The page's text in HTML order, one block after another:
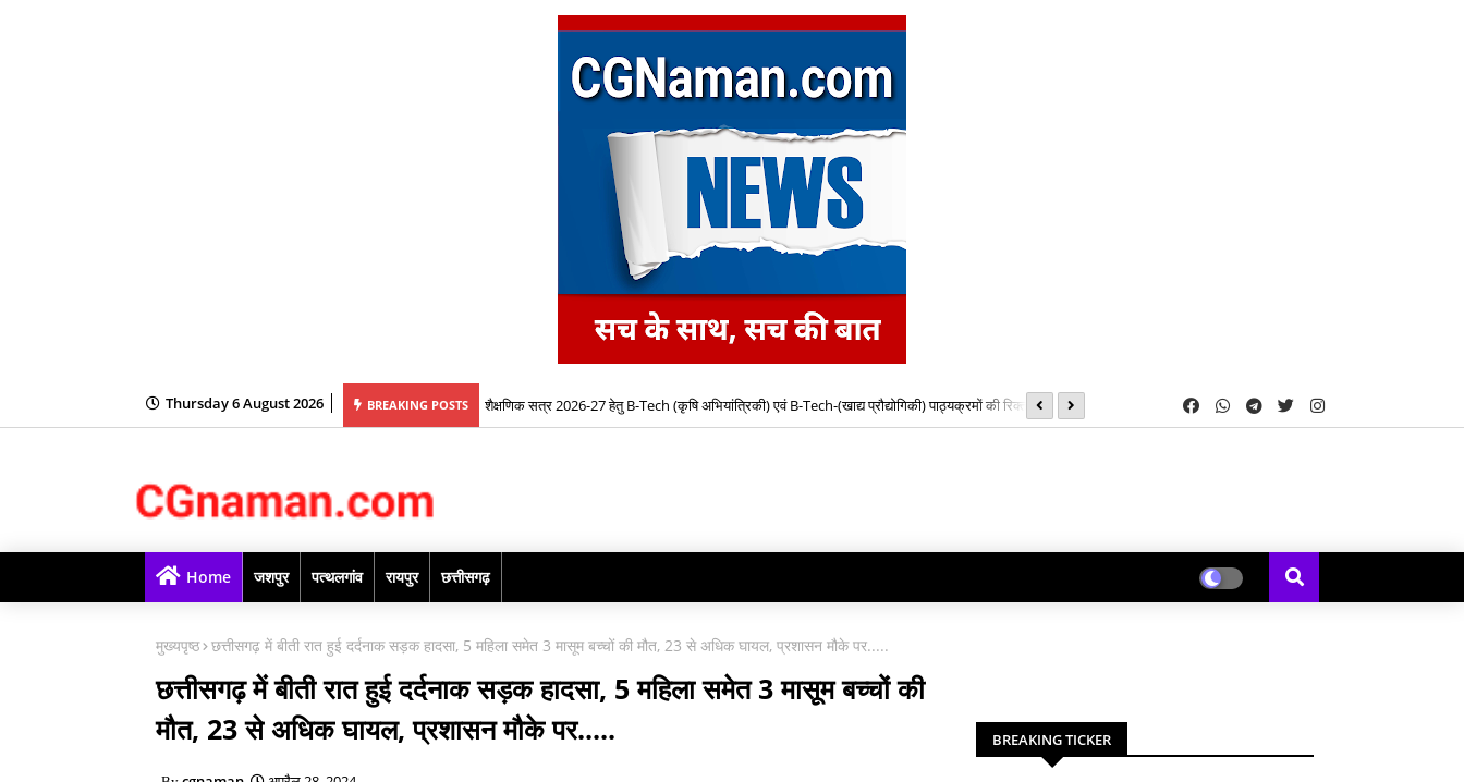
Thursday 6 August 2026 BREAKING POSTS
अध्यक्षता में महानदी भवन में आयोजित कैबिनेट की बैठक में लिये गये अनेक महत्वपूर्ण निर्णय शैक्षणिक सत्र 2026-27 हेतु B-Tech (कृषि अभियांत्रिकी) एवं B-Tech-(खाद्य प्रौद्योगिकी) पाठ्यक्रमों की रिक्त सीटों पर 08, 09 एवं 16 अगस्त को होगी शीघ्रलेखन एवं कम्प्यूटर मुद्रलेखन कौशल
Home जशपुर पत्थलगांव रायपुर छत्तीसगढ़
मुख्यपृष्ठ छत्तीसगढ़ में बीती रात हुई दर्दनाक सड़क हादसा, 5 महिला समेत 3 मासूम बच्चों की मौत, 23 से अधिक घायल, प्रशासन मौके पर.....
छत्तीसगढ़ में बीती रात हुई दर्दनाक सड़क हादसा, 5 महिला समेत 3 मासूम बच्चों की
मौत, 23 से अधिक घायल, प्रशासन मौके पर.....
BREAKING TICKER